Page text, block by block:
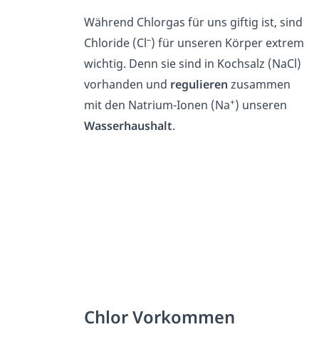
Während Chlorgas für uns giftig ist, sind
Chloride (Cl–) für unseren Körper extrem
wichtig. Denn sie sind in Kochsalz (NaCl)
vorhanden und regulieren zusammen
mit den Natrium-Ionen (Na+) unseren
Wasserhaushalt.
Chlor Vorkommen